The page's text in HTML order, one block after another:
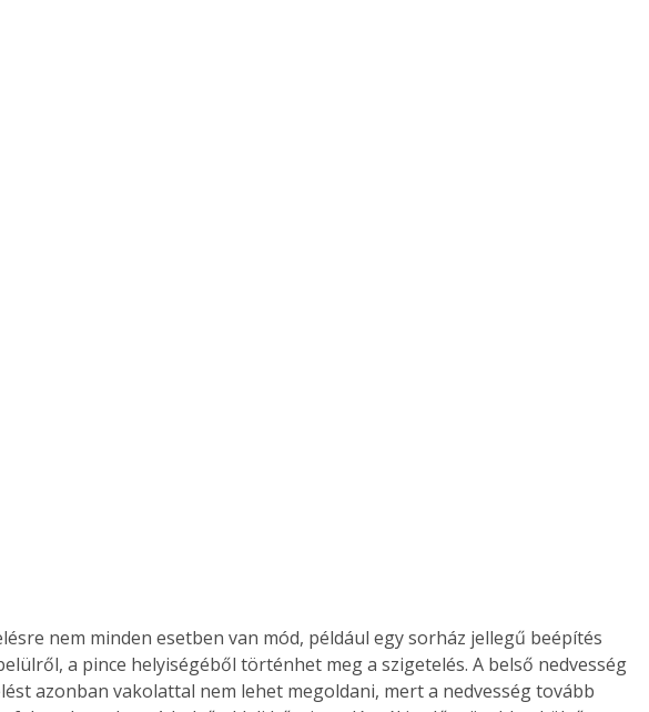
Gyógyító növények: a
természet kincsei az
nem minden esetben van mód, például egy sorház jellegű beépítés
a pince helyiségéből történhet meg a szigetelés. A belső nedvesség
azonban vakolattal nem lehet megoldani, mert a nedvesség tovább